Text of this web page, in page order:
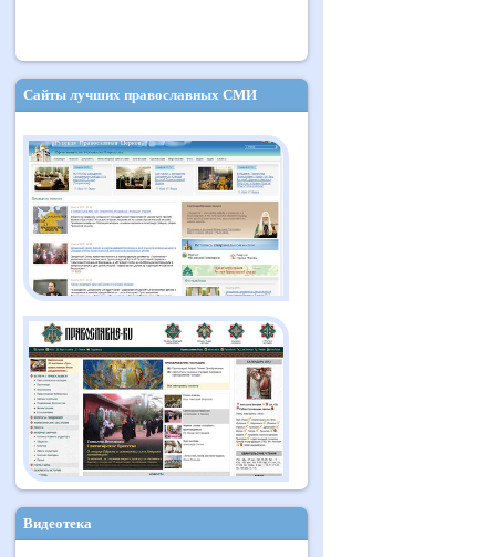
Сайты лучших православных СМИ
Видеотека